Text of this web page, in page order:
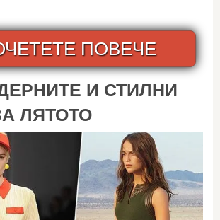
ПОВЕЧЕ
И СТИЛНИ
ЛЯТОТО